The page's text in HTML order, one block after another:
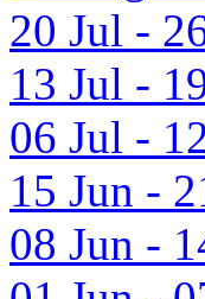
20 Jul -
13 Jul -
06 Jul -
15 Jun -
08 Jun -